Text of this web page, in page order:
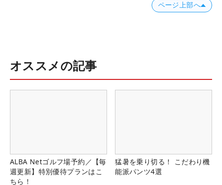
ページ上部へ
オススメの記事
ALBA Netゴルフ場予約／【毎
週更新】特別優待プランはこ
ちら！
猛暑を乗り切る！ こだわり機
能派パンツ4選